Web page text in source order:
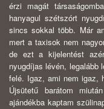
érzi magát
hanyagul szétszórt
sincs sokkal több. Már
mert a taxisok nem
de ezt a kijelentést
nyugdíjas lévén,
felé. Igaz, ami nem igaz,
Újsütetű barátom
ajándékba kaptam